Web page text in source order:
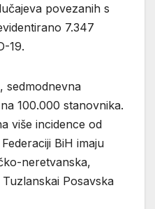
povezanih s
7.347
19.
sedmodnevna
100.000 stanovnika.
više incidence od
BiH imaju
neretvanska,
Posavska